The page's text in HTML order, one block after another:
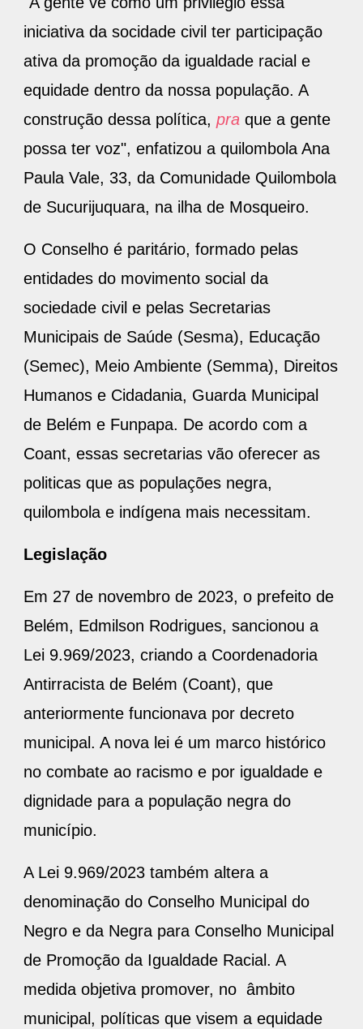
iniciativa da socidade civil ter participação
ativa da promoção da igualdade racial e
equidade dentro da nossa população. A
construção dessa política, pra que a gente
possa ter voz", enfatizou a quilombola Ana
Paula Vale, 33, da Comunidade Quilombola
de Sucurijuquara, na ilha de Mosqueiro.
O Conselho é paritário, formado pelas
entidades do movimento social da
sociedade civil e pelas Secretarias
Municipais de Saúde (Sesma), Educação
(Semec), Meio Ambiente (Semma), Direitos
Humanos e Cidadania, Guarda Municipal
de Belém e Funpapa. De acordo com a
Coant, essas secretarias vão oferecer as
politicas que as populações negra,
quilombola e indígena mais necessitam.
Legislação
Em 27 de novembro de 2023, o prefeito de
Belém, Edmilson Rodrigues, sancionou a
Lei 9.969/2023, criando a Coordenadoria
Antirracista de Belém (Coant), que
anteriormente funcionava por decreto
municipal. A nova lei é um marco histórico
no combate ao racismo e por igualdade e
dignidade para a população negra do
município.
A Lei 9.969/2023 também altera a
denominação do Conselho Municipal do
Negro e da Negra para Conselho Municipal
de Promoção da Igualdade Racial. A
medida objetiva promover, no âmbito
municipal, políticas que visem a equidade